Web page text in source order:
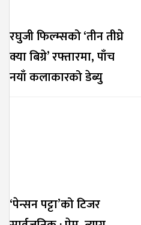
रघुजी फिल्म्सको ‘तीन तीघ्रे
क्या बिग्रे’ रफ्तारमा, पाँच
नयाँ कलाकारको डेब्यु
‘पेन्सन पट्टा’को टिजर